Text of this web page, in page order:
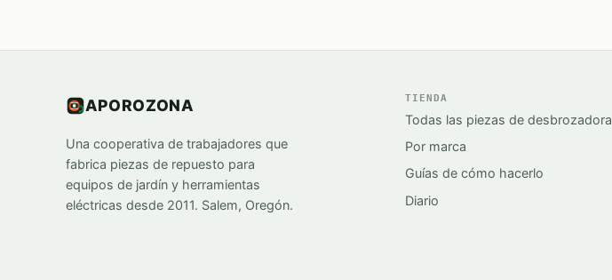
APOROZONA
Una cooperativa de trabajadores que
fabrica piezas de repuesto para
equipos de jardín y herramientas
eléctricas desde 2011. Salem, Oregón.
TIENDA
Todas las piezas de desbrozadora
Por marca
Guías de cómo hacerlo
Diario